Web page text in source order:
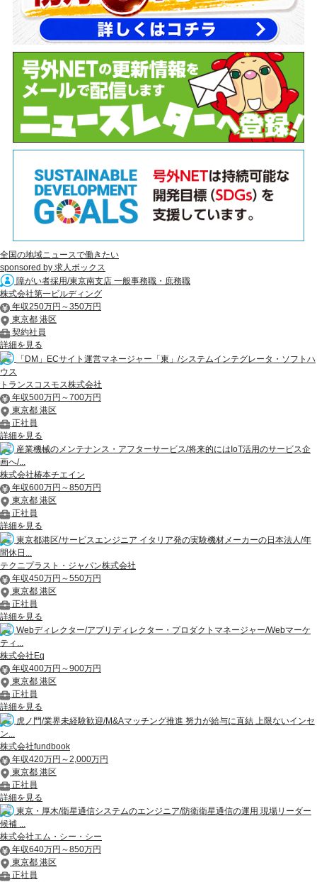
全国の地域ニュースで働きたい
sponsored by 求人ボックス
障がい者採用/東京南支店 一般事務職・庶務職
株式会社第一ビルディング
年収250万円～350万円
東京都 港区
契約社員
詳細を見る
「DM」ECサイト運営マネージャー「東」/システムインテグレータ・ソフトハ
ウス
トランスコスモス株式会社
年収500万円～700万円
東京都 港区
正社員
詳細を見る
産業機械のメンテナンス・アフターサービス/将来的にはIoT活用のサービス企
画へ/...
株式会社椿本チエイン
年収600万円～850万円
東京都 港区
正社員
詳細を見る
東京都港区/サービスエンジニア イタリア発の実験機材メーカーの日本法人/年
間休日...
テクニプラスト・ジャパン株式会社
年収450万円～550万円
東京都 港区
正社員
詳細を見る
Webディレクター/アプリディレクター・プロダクトマネージャー/Webマーケ
ティ...
株式会社Eq
年収400万円～900万円
東京都 港区
正社員
詳細を見る
虎ノ門/業界未経験歓迎/M&Aマッチング推進 努力が給与に直結 上限ないインセ
ン...
株式会社fundbook
年収420万円～2,000万円
東京都 港区
正社員
詳細を見る
東京・厚木/衛星通信システムのエンジニア/防衛衛星通信の運用 現場リーダー
候補 ...
株式会社エム・シー・シー
年収640万円～850万円
東京都 港区
正社員